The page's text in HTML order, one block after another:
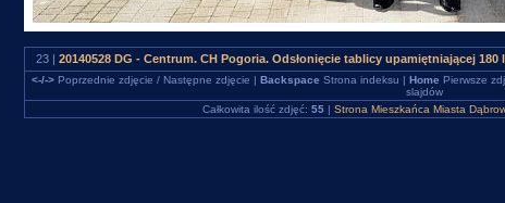
23 | 20140528 DG - Centrum. CH Pogoria. Odsłonięcie tablicy upamiętniającej
<-/->Poprzednie zdjęcie / Następne zdjęcie | Backspace Strona indeksu | Home Pierwsze
slajdów
Całkowita ilość zdjęć: 55 | Strona Mieszkańca Miasta